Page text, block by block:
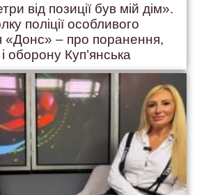
від позиції був мій дім».
поліції особливого
«Донс» – про поранення,
оборону Куп’янська